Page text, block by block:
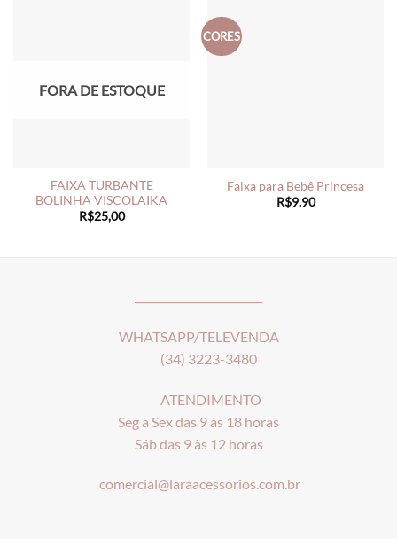
FORA DE ESTOQUE
FAIXA TURBANTE
BOLINHA VISCOLAIKA
R$25,00
CORES
Faixa para Bebê Princesa
R$9,90
WHATSAPP/TELEVENDA
(34) 3223-3480
ATENDIMENTO
Seg a Sex das 9 às 18 horas
Sáb das 9 às 12 horas
comercial@laraacessorios.com.br